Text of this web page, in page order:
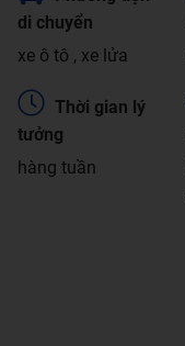
di chuyển
xe ô tô , xe lửa
Thời gian lý
tưởng
hàng tuần